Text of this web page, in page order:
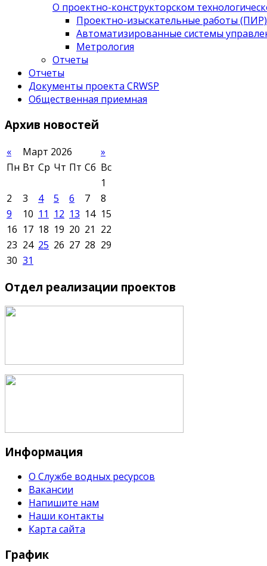
О проектно-конструкторском
Проектно-изыскательные работы (ПИР)
Автоматизированные системы
Метрология
Отчеты
Отчеты
Документы проекта CRWSP
Общественная приемная
Архив новостей
« Март 2026
»
Пн Вт Ср Чт Пт Сб Вс
1
2
3 4 5 6 7
8
9
10 11 12 13 14 15
16 17 18 19 20 21 22
23 24 25 26 27 28 29
30 31
Отдел реализации проектов
Информация
О Службе водных ресурсов
Вакансии
Напишите нам
Наши контакты
Карта сайта
График